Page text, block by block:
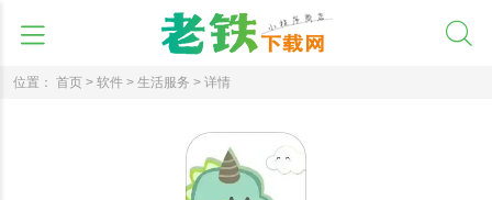
位置： 首页 > 软件 > 生活服务 > 详情